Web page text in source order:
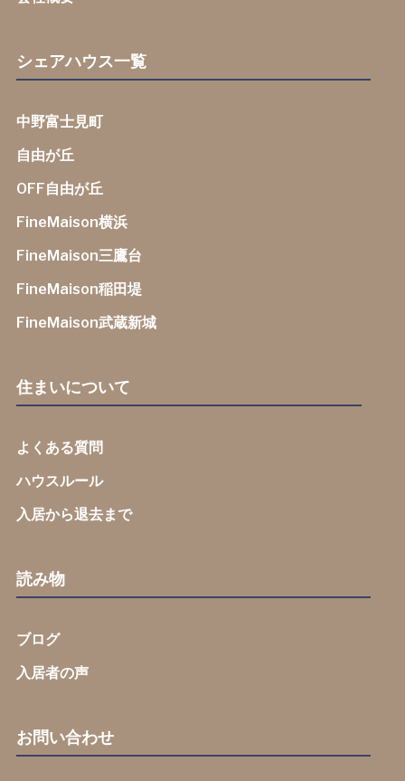
シェアハウス一覧
中野富士見町
自由が丘
OFF自由が丘
FineMaison横浜
FineMaison三鷹台
FineMaison稲田堤
FineMaison武蔵新城
住まいについて
よくある質問
ハウスルール
入居から退去まで
読み物
ブログ
入居者の声
お問い合わせ